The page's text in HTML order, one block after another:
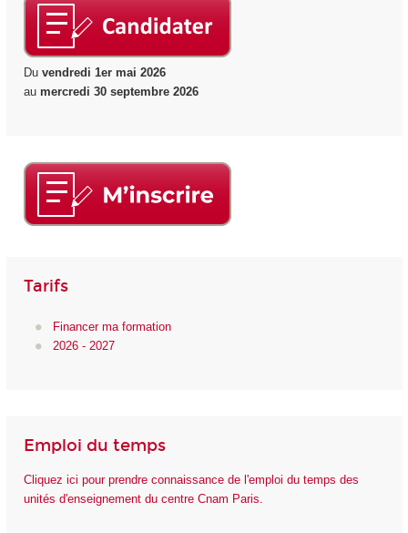
Du vendredi 1er mai 2026
au mercredi 30 septembre 2026
Tarifs
Financer ma formation
2026 - 2027
Emploi du temps
Cliquez ici pour prendre connaissance de l'emploi du temps des
unités d'enseignement du centre Cnam Paris.